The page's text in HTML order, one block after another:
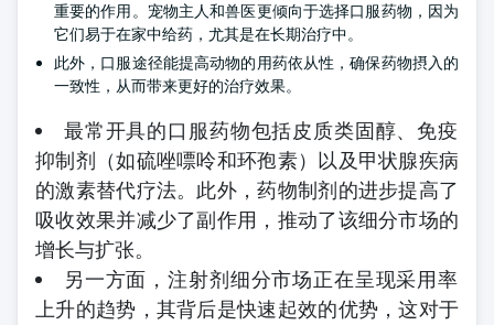
重要的作用。宠物主人和兽医更倾向于选择口服药物，因为
它们易于在家中给药，尤其是在长期治疗中。
此外，口服途径能提高动物的用药依从性，确保药物摂入的
一致性，从而带来更好的治疗效果。
最常开具的口服药物包括皮质类固醇、免疫
抑制剂（如硫唑嘌呤和环孢素）以及甲状腺疾病
的激素替代疗法。此外，药物制剂的进步提高了
吸收效果并减少了副作用，推动了该细分市场的
增长与扩张。
另一方面，注射剂细分市场正在呈现采用率
上升的趋势，其背后是快速起效的优势，这对于